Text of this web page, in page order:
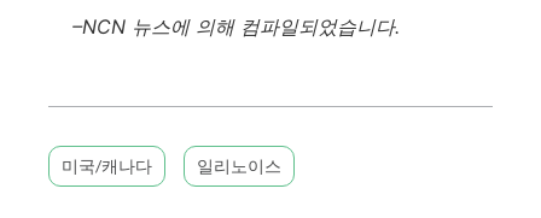
–NCN 뉴스에 의해 컴파일되었습니다.
미국/캐나다 일리노이스